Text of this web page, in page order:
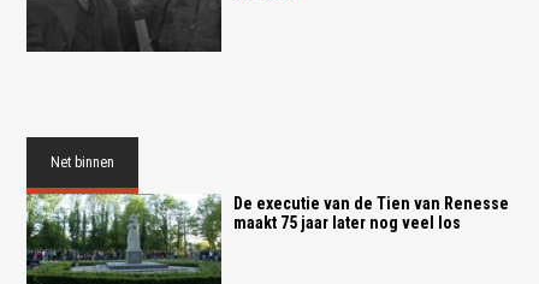
Net binnen
De executie van de Tien van Renesse
maakt 75 jaar later nog veel los